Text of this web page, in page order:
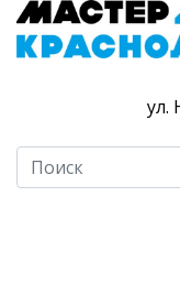
ул.